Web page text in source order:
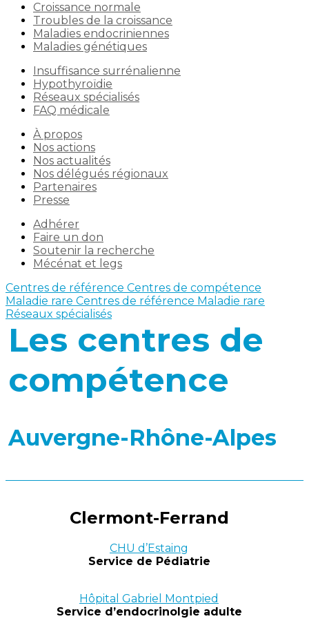
Croissance normale
Troubles de la croissance
Maladies endocriniennes
Maladies génétiques
Insuffisance surrénalienne
Hypothyroïdie
Réseaux spécialisés
FAQ médicale
À propos
Nos actions
Nos actualités
Nos délégués régionaux
Partenaires
Presse
Adhérer
Faire un don
Soutenir la recherche
Mécénat et legs
Centres de référence Centres de compétence
Maladie rare Centres de référence Maladie rare
Réseaux spécialisés
Les centres de
compétence
Auvergne-Rhône-Alpes
Clermont-Ferrand
CHU d’Estaing
Service de Pédiatrie
Hôpital Gabriel Montpied
Service d’endocrinolgie adulte